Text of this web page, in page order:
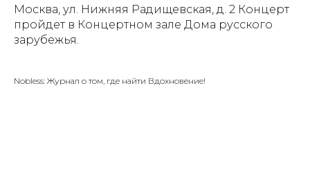
Москва, ул. Нижняя Радищевская, д. 2 Концерт
пройдет в Концертном зале Дома русского
зарубежья.
Nobless: Журнал о том, где найти Вдохновение!